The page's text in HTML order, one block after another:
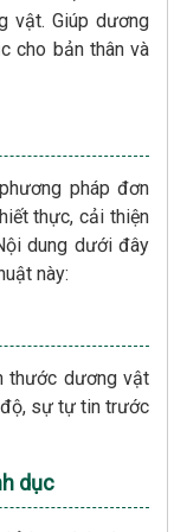
vật. Giúp dương
cho bản thân và
pháp đơn
thực, cải thiện
dung dưới đây
này:
thước dương vật
độ, sự tự tin trước
dục